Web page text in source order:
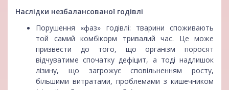
Наслідки незбалансованої годівлі
Порушення «фаз» годівлі: тварини споживають
той самий комбікорм тривалий час. Це може
призвести до того, що організм поросят
відчуватиме спочатку дефіцит, а тоді надлишок
лізину, що загрожує сповільненням росту,
більшими витратами, проблемами з кишечником